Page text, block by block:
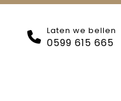
Laten we bellen
0599 615 665